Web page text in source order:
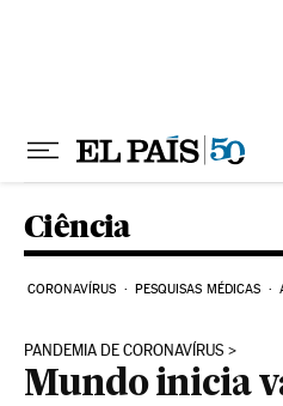
Ciência
CORONAVÍRUS PESQUISAS MÉDICAS
PANDEMIA DE CORONAVÍRUS
Mundo inicia